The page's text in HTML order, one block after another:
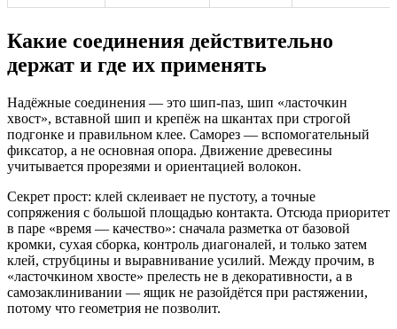
Какие соединения действительно
держат и где их применять
Надёжные соединения — это шип‑паз, шип «ласточкин
хвост», вставной шип и крепёж на шкантах при строгой
подгонке и правильном клее. Саморез — вспомогательный
фиксатор, а не основная опора. Движение древесины
учитывается прорезями и ориентацией волокон.
Секрет прост: клей склеивает не пустоту, а точные
сопряжения с большой площадью контакта. Отсюда приоритет
в паре «время — качество»: сначала разметка от базовой
кромки, сухая сборка, контроль диагоналей, и только затем
клей, струбцины и выравнивание усилий. Между прочим, в
«ласточкином хвосте» прелесть не в декоративности, а в
самозаклинивании — ящик не разойдётся при растяжении,
потому что геометрия не позволит.